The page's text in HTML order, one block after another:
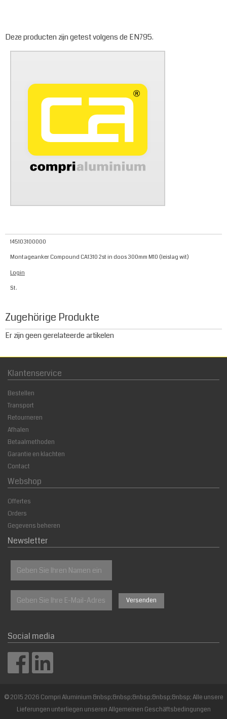
Deze producten zijn getest volgens de EN795.
145103100000
Montageanker Compound CA1310 2st in doos 300mm M10 (leislag wit)
Login
St.
Zugehörige Produkte
Er zijn geen gerelateerde artikelen
Klantenservice
Bestellen
Transport
Retourneren
Afhalen
Betaalmethoden
Garantie en klachten
Contact
Webshop
Offertes
Orders
Gegevens beheren
Newsletter
Social media
© 2015 2026 Compri Aluminium &nbsp;&nbsp;&nbsp;&nbsp;&nbsp; Alle unsere
Lieferungen unterliegen unseren Allgemeinen Geschäftsbedingungen